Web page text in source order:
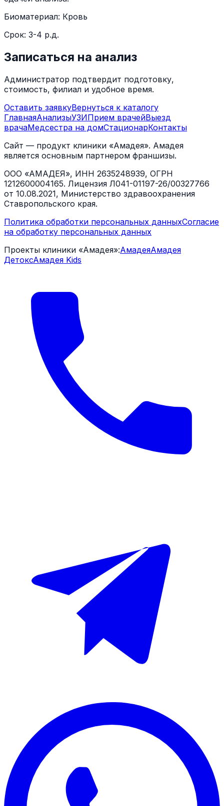
Биоматериал: Кровь
Срок: 3-4 р.д.
Записаться на анализ
Администратор подтвердит подготовку,
стоимость, филиал и удобное время.
Оставить заявкуВернуться к каталогу
ГлавнаяАнализыУЗИПрием врачейВыезд
врачаМедсестра на домСтационарКонтакты
Сайт — продукт клиники «Амадея». Амадея
является основным партнером франшизы.
ООО «АМАДЕЯ», ИНН 2635248939, ОГРН
1212600004165. Лицензия Л041-01197-26/00327766
от 10.08.2021, Министерство здравоохранения
Ставропольского края.
Политика обработки персональных данныхСогласие
на обработку персональных данных
Проекты клиники «Амадея»:АмадеяАмадея
ДетоксАмадея Kids